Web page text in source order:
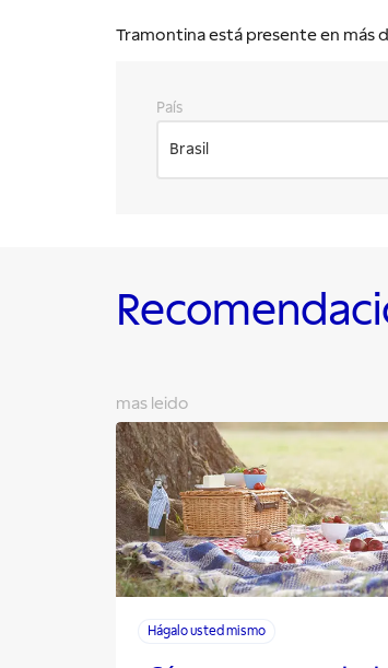
Tramontina está presente en más
País
Brasil
mas leido
Hágalo usted mismo